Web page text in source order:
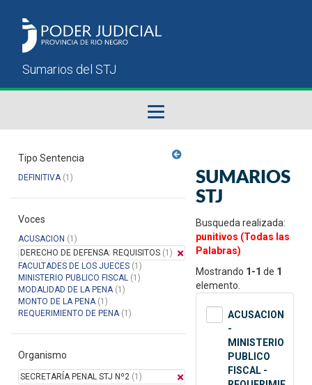
Sumarios del STJ
Manual del Usuario
Tipo Sentencia
DEFINITIVA(1)
Voces
ACUSACION (1)
DERECHO DE DEFENSA: REQUISITOS (1)
FACULTADES DE LOS JUECES (1)
MINISTERIO PUBLICO FISCAL (1)
MODALIDAD DE LA PENA(1)
MONTO DE LA PENA(1)
REQUERIMIENTO DE PENA(1)
Organismo
SECRETARÍA PENAL STJ Nº2 (1)
SUMARIOS
STJ
Busqueda realizada:
punitivos (Todas las
Palabras)
Mostrando 1-1 de 1
elemento.
ACUSACION
-
MINISTERIO
PUBLICO
FISCAL -